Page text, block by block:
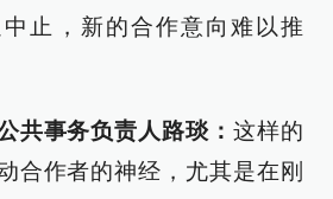
止，新的合作意向难以推
共事务负责人 路琰 ：这样的
合作者的神经，尤其是在刚